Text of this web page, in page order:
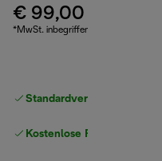
€ 99,00
*MwSt. inbegriffen
Standardversand kostenlos
Kostenlose Rücksendungen